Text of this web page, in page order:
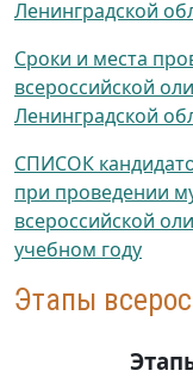
Ленинградской
Сроки и места
всероссийской
Ленинградской
СПИСОК
при проведении
всероссийской
учебном году
Этапы